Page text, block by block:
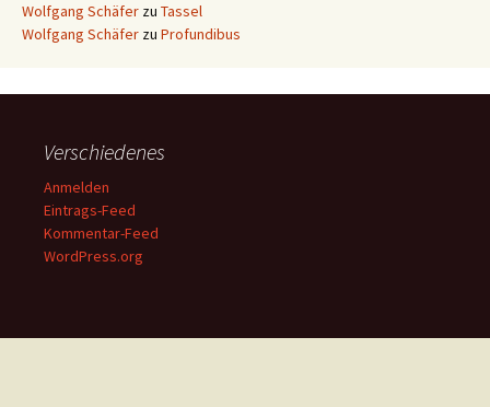
Wolfgang Schäfer zu Tassel
Wolfgang Schäfer zu Profundibus
Verschiedenes
Anmelden
Eintrags-Feed
Kommentar-Feed
WordPress.org